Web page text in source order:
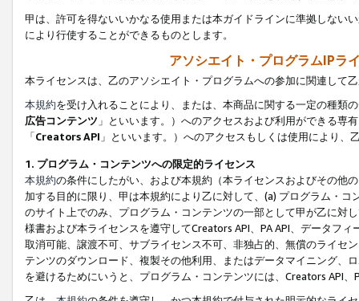
甲は、許可を得ないいかなる使用または本ガイドラインに準拠しない
により行使することができるものとします。
アソシエイト・プログラムIPラ
本ライセンスは、乙のアソシエイト・プログラムへの参加に関連して
本規約を受け入れることにより、または、本商品に関する一定の種類
広告コンテンツ 」といいます。）へのアクセスおよび利用ができる専
「Creators API 」といいます。）へのアクセスもしくは使用により
1. プログラム・コンテンツへの限定的ライセンス
本規約の条件にしたがい、および本規約（本ライセンスおよびその他
加する目的に限り、甲は本規約により乙に対して、(a) プログラム・
のサイト上でのみ、プログラム・コンテンツの一部として甲が乙に対
様書および本ライセンスを遵守してCreators API、PA API、データフ
取消可能、譲渡不可、サブライセンス不可、非独占的、無償のライセ
テンツのダウンロード、複製その他利用、またはデータマイニング、
を避けるためにいうと、プログラム・コンテンツには、Creators API